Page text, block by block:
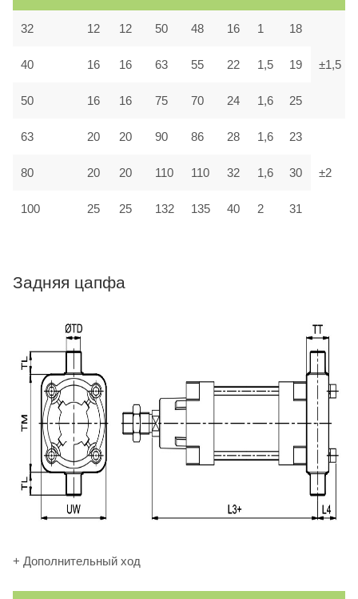
32 12 12 50 48 16 1 18
±1,5
40 16 16 63 55 22 1,5 19
50 16 16 75 70 24 1,6 25
63 20 20 90 86 28 1,6 23
±2
80 20 20 110 110 32 1,6 30
100 25 25 132 135 40 2 31
Задняя цапфа
+ Дополнительный ход